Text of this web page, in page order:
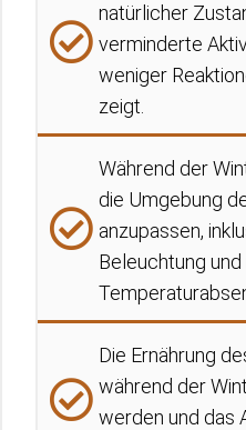
natürlicher
verminderte
weniger
zeigt.
Während der
die Umgebung
anzupassen,
Beleuchtung
Die Ernährung
während der
werden und das